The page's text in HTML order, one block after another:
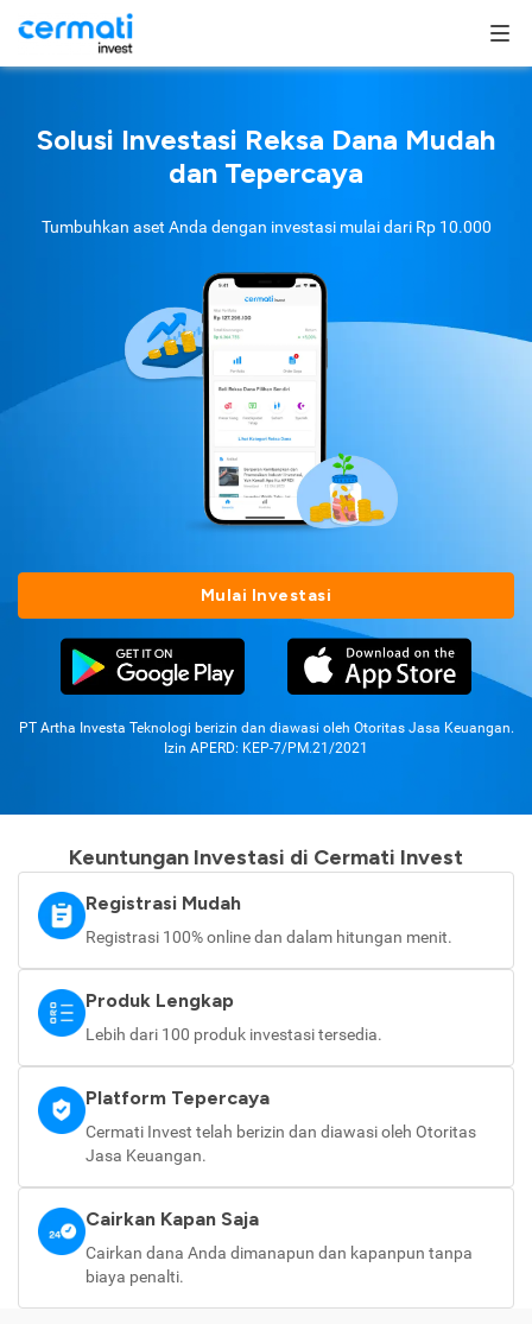
Solusi Investasi Reksa Dana Mudah
dan Tepercaya
Tumbuhkan aset Anda dengan investasi mulai dari Rp 10.000
Mulai Investasi
PT Artha Investa Teknologi berizin dan diawasi oleh Otoritas Jasa Keuangan.
Izin APERD: KEP-7/PM.21/2021
Keuntungan Investasi di Cermati Invest
Registrasi Mudah
Registrasi 100% online dan dalam hitungan menit.
Produk Lengkap
Lebih dari 100 produk investasi tersedia.
Platform Tepercaya
Cermati Invest telah berizin dan diawasi oleh Otoritas
Jasa Keuangan.
Cairkan Kapan Saja
Cairkan dana Anda dimanapun dan kapanpun tanpa
biaya penalti.